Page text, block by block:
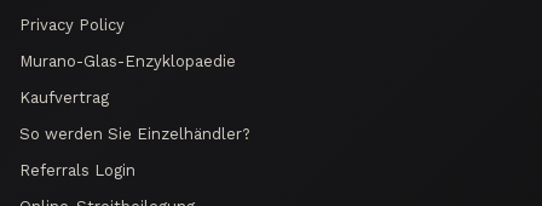
Privacy Policy
Murano-Glas-Enzyklopaedie
Kaufvertrag
So werden Sie Einzelhändler?
Referrals Login